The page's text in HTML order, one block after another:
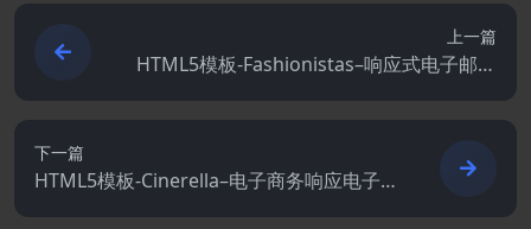
上一篇
HTML5模板-Fashionistas–响应式电子邮件
下一篇
HTML5模板-Cinerella–电子商务响应电子邮